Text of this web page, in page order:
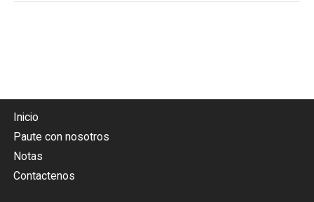
Inicio
Paute con nosotros
Notas
Contactenos